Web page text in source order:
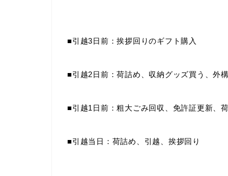
■引越3日前：挨拶回りのギフト購入
■引越2日前：荷詰め、収納グッズ買う、外
■引越1日前：粗大ごみ回収、免許証更新、
■引越当日：荷詰め、引越、挨拶回り